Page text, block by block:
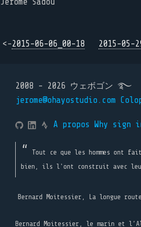
<-2015-06-06_00-18 2015-05-
2008 - 2026 ウェボゴン ࿐
jerome@ohayostudio.com
A propos Why sign
Tout ce que les hommes ont
bien, ils l'ont construit avec
Bernard Moitessier, La longue route
Bernard Moitessier, le marin et